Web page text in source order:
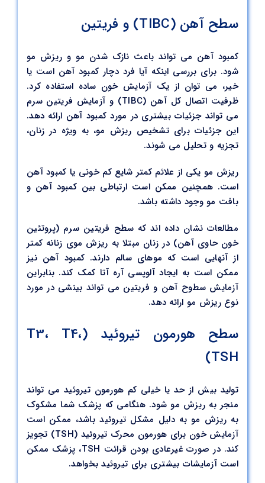
سطح آهن (TIBC) و فریتین
کمبود آهن می تواند باعث نازک شدن مو و ریزش مو
شود. برای بررسی اینکه آیا فرد دچار کمبود آهن است یا
خیر، می توان از یک آزمایش خون ساده استفاده کرد.
ظرفیت اتصال کل آهن (TIBC) و آزمایش فریتین سرم
می تواند جزئیات بیشتری در مورد کمبود آهن ارائه دهد.
این جزئیات برای تشخیص ریزش مو، به ویژه در زنان،
تجزیه و تحلیل می شوند.
ریزش مو یکی از علائم کمتر شایع کم خونی یا کمبود آهن
است. همچنین ممکن است ارتباطی بین کمبود آهن و
بافت مو وجود داشته باشد.
مطالعات نشان داده اند که سطح فریتین سرم (پروتئین
خون حاوی آهن) در زنان مبتلا به ریزش موی زنانه کمتر
از آنهایی است که موهای سالم دارند. کمبود آهن نیز
ممکن است به ایجاد آلوپسی آره آتا کمک کند. بنابراین
آزمایش سطوح آهن و فریتین می تواند بینشی در مورد
نوع ریزش مو ارائه دهد.
سطح هورمون تیروئید (T3، T4،
TSH)
تولید بیش از حد یا خیلی کم هورمون تیروئید می تواند
منجر به ریزش مو شود. هنگامی که پزشک شما مشکوک
به ریزش مو به دلیل مشکل تیروئید باشد، ممکن است
آزمایش خون برای هورمون محرک تیروئید (TSH) تجویز
کند. در صورت غیرعادی بودن قرائت TSH، پزشک ممکن
است آزمایشات بیشتری برای تیروئید بخواهد.